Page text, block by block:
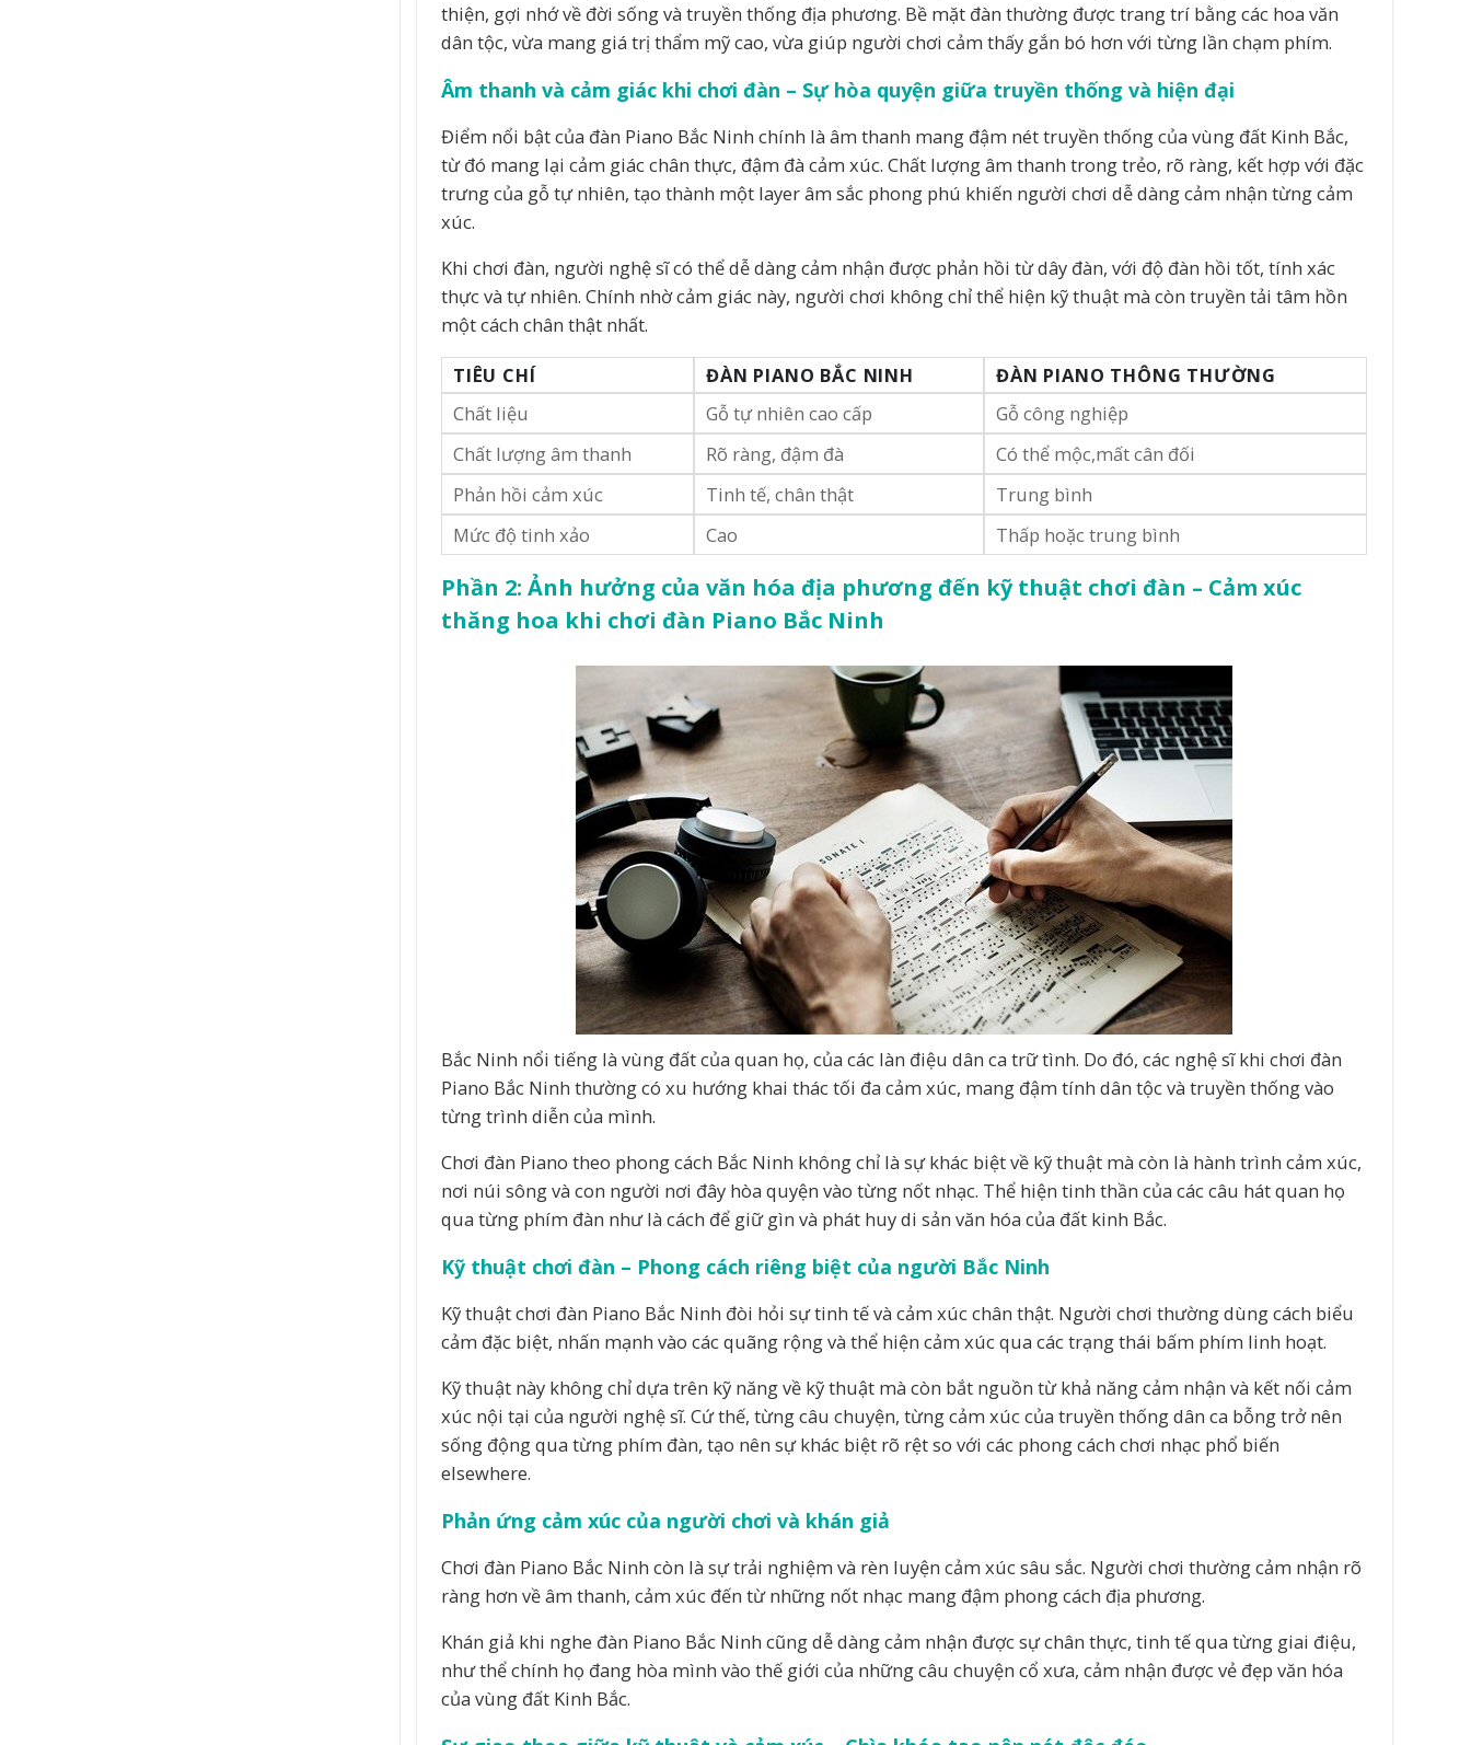
thiện, gợi nhớ về đời sống và truyền thống địa phương. Bề mặt đàn thường được trang trí bằng các hoa văn
dân tộc, vừa mang giá trị thẩm mỹ cao, vừa giúp người chơi cảm thấy gắn bó hơn với từng lần chạm phím.
Âm thanh và cảm giác khi chơi đàn – Sự hòa quyện giữa truyền thống và hiện đại
Điểm nổi bật của đàn Piano Bắc Ninh chính là âm thanh mang đậm nét truyền thống của vùng đất Kinh Bắc,
từ đó mang lại cảm giác chân thực, đậm đà cảm xúc. Chất lượng âm thanh trong trẻo, rõ ràng, kết hợp với đặc
trưng của gỗ tự nhiên, tạo thành một layer âm sắc phong phú khiến người chơi dễ dàng cảm nhận từng cảm
xúc.
Khi chơi đàn, người nghệ sĩ có thể dễ dàng cảm nhận được phản hồi từ dây đàn, với độ đàn hồi tốt, tính xác
thực và tự nhiên. Chính nhờ cảm giác này, người chơi không chỉ thể hiện kỹ thuật mà còn truyền tải tâm hồn
một cách chân thật nhất.
TIÊU CHÍ
ĐÀN PIANO BẮC NINH
ĐÀN PIANO THÔNG THƯỜNG
Chất liệu
Gỗ tự nhiên cao cấp
Gỗ công nghiệp
Chất lượng âm thanh
Rõ ràng, đậm đà
Có thể mộc,mất cân đối
Phản hồi cảm xúc
Tinh tế, chân thật
Trung bình
Mức độ tinh xảo
Cao Thấp hoặc trung bình
Phần 2: Ảnh hưởng của văn hóa địa phương đến kỹ thuật chơi đàn – Cảm xúc
thăng hoa khi chơi đàn Piano Bắc Ninh
Bắc Ninh nổi tiếng là vùng đất của quan họ, của các làn điệu dân ca trữ tình. Do đó, các nghệ sĩ khi chơi đàn
Piano Bắc Ninh thường có xu hướng khai thác tối đa cảm xúc, mang đậm tính dân tộc và truyền thống vào
từng trình diễn của mình.
Chơi đàn Piano theo phong cách Bắc Ninh không chỉ là sự khác biệt về kỹ thuật mà còn là hành trình cảm xúc,
nơi núi sông và con người nơi đây hòa quyện vào từng nốt nhạc. Thể hiện tinh thần của các câu hát quan họ
qua từng phím đàn như là cách để giữ gìn và phát huy di sản văn hóa của đất kinh Bắc.
Kỹ thuật chơi đàn – Phong cách riêng biệt của người Bắc Ninh
Kỹ thuật chơi đàn Piano Bắc Ninh đòi hỏi sự tinh tế và cảm xúc chân thật. Người chơi thường dùng cách biểu
cảm đặc biệt, nhấn mạnh vào các quãng rộng và thể hiện cảm xúc qua các trạng thái bấm phím linh hoạt.
Kỹ thuật này không chỉ dựa trên kỹ năng về kỹ thuật mà còn bắt nguồn từ khả năng cảm nhận và kết nối cảm
xúc nội tại của người nghệ sĩ. Cứ thế, từng câu chuyện, từng cảm xúc của truyền thống dân ca bỗng trở nên
sống động qua từng phím đàn, tạo nên sự khác biệt rõ rệt so với các phong cách chơi nhạc phổ biến
elsewhere.
Phản ứng cảm xúc của người chơi và khán giả
Chơi đàn Piano Bắc Ninh còn là sự trải nghiệm và rèn luyện cảm xúc sâu sắc. Người chơi thường cảm nhận rõ
ràng hơn về âm thanh, cảm xúc đến từ những nốt nhạc mang đậm phong cách địa phương.
Khán giả khi nghe đàn Piano Bắc Ninh cũng dễ dàng cảm nhận được sự chân thực, tinh tế qua từng giai điệu,
như thể chính họ đang hòa mình vào thế giới của những câu chuyện cổ xưa, cảm nhận được vẻ đẹp văn hóa
của vùng đất Kinh Bắc.